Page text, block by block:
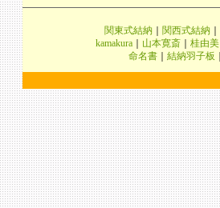
関東式結納 関西式結納
kamakura
山本寛斎 桂由美
命名書
結納羽子板